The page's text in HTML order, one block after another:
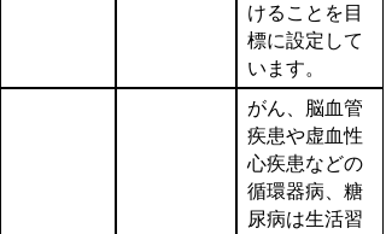
けることを目
標に設定して
います。
がん、脳血管
疾患や虚血性
心疾患などの
循環器病、糖
尿病は生活習